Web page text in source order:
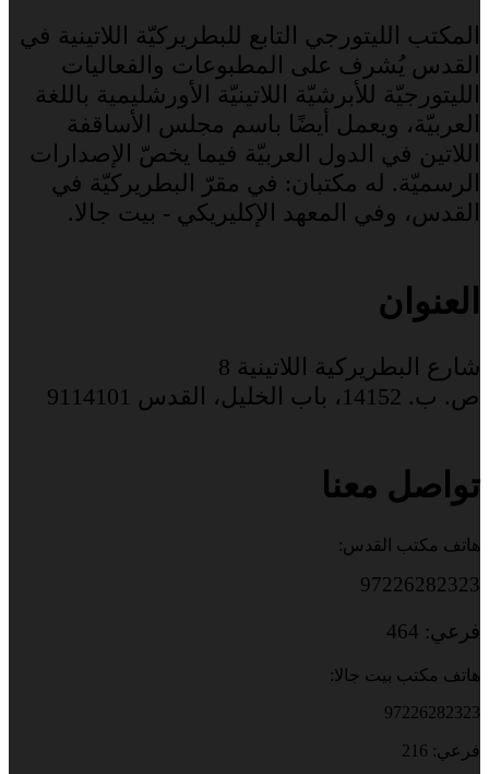
المكتب الليتورجي التابع للبطريركيّة اللاتينية في
القدس يُشرف على المطبوعات والفعاليات
الليتورجيّة للأبرشيّة اللاتينيّة الأورشليمية باللغة
العربيّة، ويعمل أيضًا باسم مجلس الأساقفة
اللاتين في الدول العربيّة فيما يخصّ الإصدارات
الرسميّة. له مكتبان: في مقرّ البطريركيّة في
القدس، وفي المعهد الإكليريكي - بيت جالا.
العنوان
شارع البطريركية اللاتينية 8
ص. ب. 14152، باب الخليل، القدس 9114101
تواصل معنا
هاتف مكتب القدس:
97226282323
فرعي: 464
هاتف مكتب بيت جالا:
97226282323
فرعي: 216